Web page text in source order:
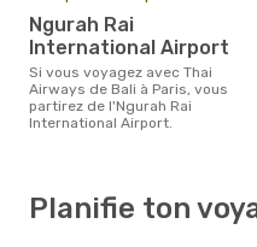
Ngurah Rai
International Airport
Si vous voyagez avec Thai
Airways de Bali à Paris, vous
partirez de l'Ngurah Rai
International Airport.
Planifie ton